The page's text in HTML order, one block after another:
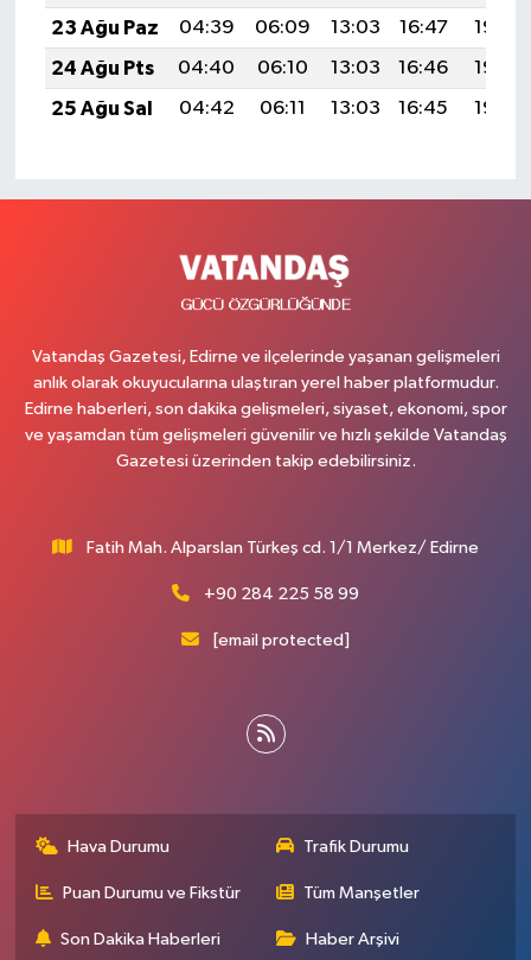
23 Ağu Paz
04:39 06:09 13:03 16:47
19:48
24 Ağu Pts
04:40 06:10 13:03 16:46
19:46
25 Ağu Sal
04:42 06:11 13:03 16:45 19:45
Vatandaş Gazetesi, Edirne ve ilçelerinde yaşanan gelişmeleri
anlık olarak okuyucularına ulaştıran yerel haber platformudur.
Edirne haberleri, son dakika gelişmeleri, siyaset, ekonomi, spor
ve yaşamdan tüm gelişmeleri güvenilir ve hızlı şekilde Vatandaş
Gazetesi üzerinden takip edebilirsiniz.
Fatih Mah. Alparslan Türkeş cd. 1/1 Merkez/ Edirne
+90 284 225 58 99
[email protected]
Hava Durumu Trafik Durumu
Puan Durumu ve Fikstür Tüm Manşetler
Son Dakika Haberleri Haber Arşivi